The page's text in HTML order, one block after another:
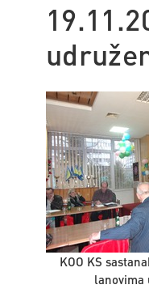
KOO KS
lanovima